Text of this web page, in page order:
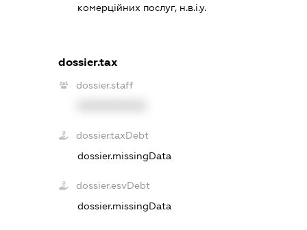
комерційних послуг, н.в.і.у.
dossier.tax
dossier.staff
dossier.taxDebt
dossier.missingData
dossier.esvDebt
dossier.missingData